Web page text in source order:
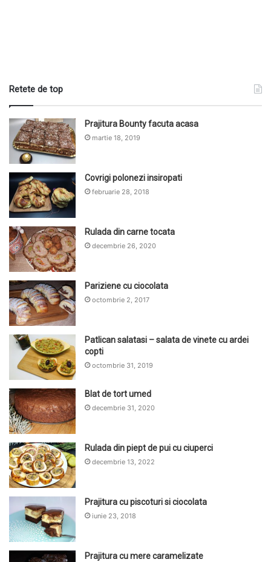
Retete de top
Prajitura Bounty facuta acasa
martie 18, 2019
Covrigi polonezi insiropati
februarie 28, 2018
Rulada din carne tocata
decembrie 26, 2020
Pariziene cu ciocolata
octombrie 2, 2017
Patlican salatasi – salata de vinete cu ardei
copti
octombrie 31, 2019
Blat de tort umed
decembrie 31, 2020
Rulada din piept de pui cu ciuperci
decembrie 13, 2022
Prajitura cu piscoturi si ciocolata
iunie 23, 2018
Prajitura cu mere caramelizate